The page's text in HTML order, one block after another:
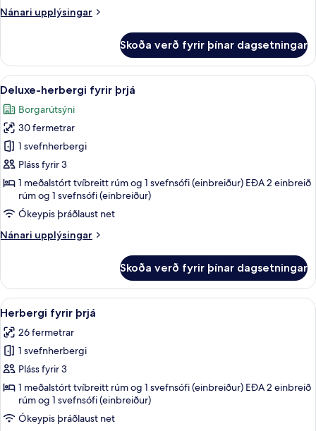
Nánari upplýsingar
Nánari
herbergi
fyrir
þrjá
Skoða verð fyrir þínar dagsetningar
Skoða
allar
myndir
fyrir
Deluxe-
herbergi
fyrir
þrjá
Ítölsk Frette-rúmföt, rúmföt af
6
Deluxe-herbergi fyrir þrjá
Borgarútsýni
30 fermetrar
1 svefnherbergi
Pláss fyrir 3
1 meðalstórt tvíbreitt rúm og 1 svefnsófi (einbreiður) EÐA 2 einbreið
rúm og 1 svefnsófi (einbreiður)
Ókeypis þráðlaust net
Nánari upplýsingar
Nánari
herbergi
fyrir
þrjá
Skoða verð fyrir þínar dagsetningar
Skoða
allar
myndir
fyrir
Herbergi
fyrir
þrjá
Herbergi fyrir þrjá | Ítölsk Frette-
5
Herbergi fyrir þrjá
26 fermetrar
1 svefnherbergi
Pláss fyrir 3
1 meðalstórt tvíbreitt rúm og 1 svefnsófi (einbreiður) EÐA 2 einbreið
rúm og 1 svefnsófi (einbreiður)
Ókeypis þráðlaust net